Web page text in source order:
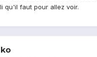
qu'il faut pour allez voir.